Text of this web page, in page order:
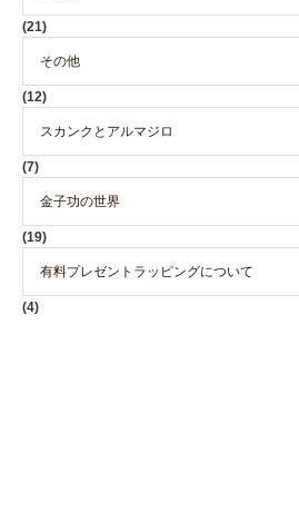
(21)
その他
(12)
スカンクとアルマジロ
(7)
金子功の世界
(19)
有料プレゼントラッピングについて
(4)